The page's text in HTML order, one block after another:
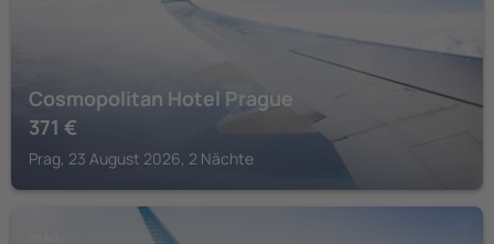
Cosmopolitan Hotel Prague
371 €
Prag, 23 August 2026, 2 Nächte